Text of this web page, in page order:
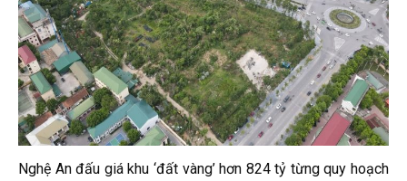
Nghệ An đấu giá khu ‘đất vàng’ hơn 824 tỷ từng quy hoạch